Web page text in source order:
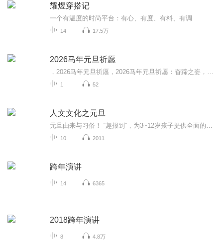
耀煜穿搭记
一个有温度的时尚平台：有心、有度、有料、有调
14 17.5万
2026马年元旦祈愿
1 52
人文文化之元旦
10 2011
跨年演讲
14 6365
2018跨年演讲
8 4.8万